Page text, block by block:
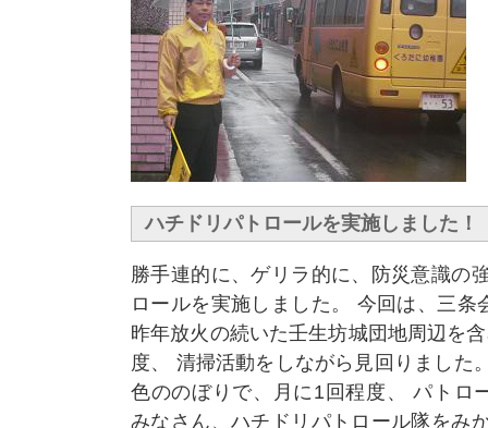
ハチドリパトロールを実施しました！
勝手連的に、ゲリラ的に、防災意識の
ロールを実施しました。 今回は、三条
昨年放火の続いた壬生坊城団地周辺を
度、 清掃活動をしながら見回りました
色ののぼりで、月に1回程度、 パトロ
みなさん、ハチドリパトロール隊をみ